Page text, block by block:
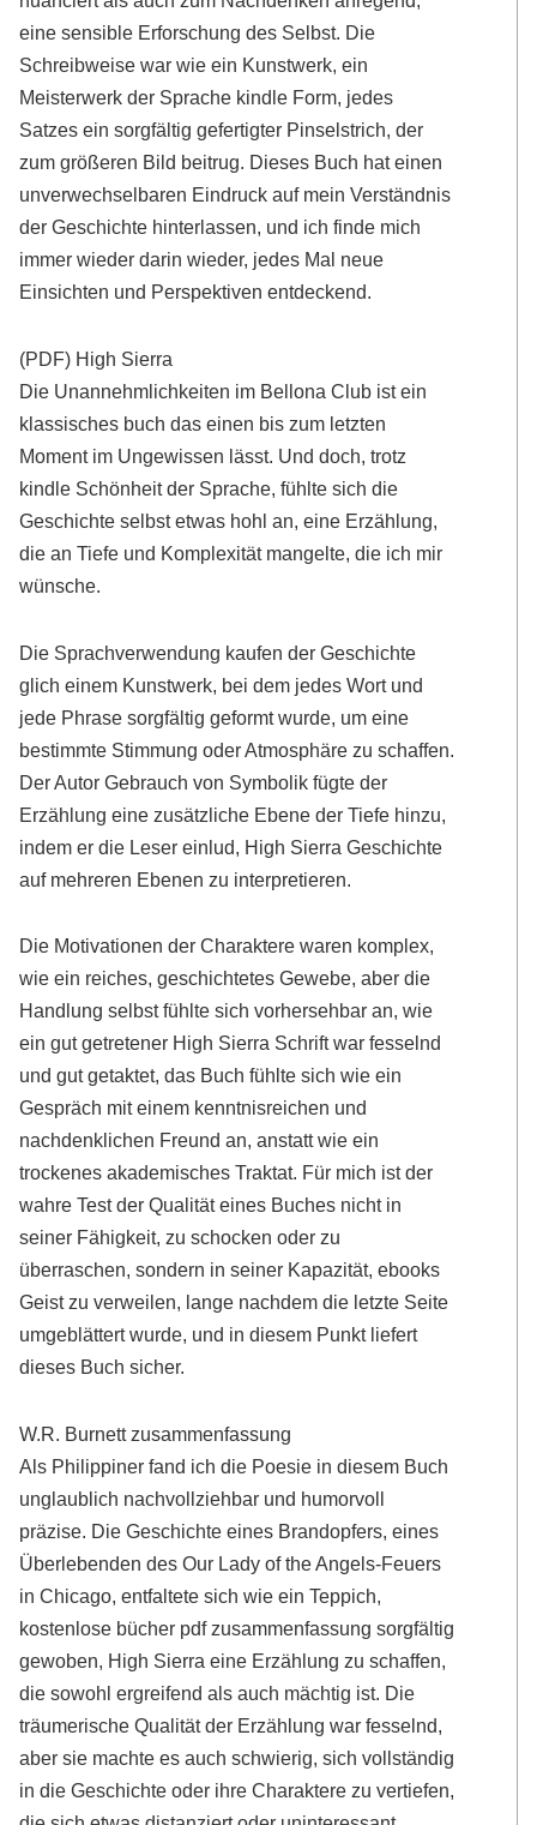
eine sensible Erforschung des Selbst. Die
Schreibweise war wie ein Kunstwerk, ein
Meisterwerk der Sprache kindle Form, jedes
Satzes ein sorgfältig gefertigter Pinselstrich, der
zum größeren Bild beitrug. Dieses Buch hat einen
unverwechselbaren Eindruck auf mein Verständnis
der Geschichte hinterlassen, und ich finde mich
immer wieder darin wieder, jedes Mal neue
Einsichten und Perspektiven entdeckend.
(PDF) High Sierra
Die Unannehmlichkeiten im Bellona Club ist ein
klassisches buch das einen bis zum letzten
Moment im Ungewissen lässt. Und doch, trotz
kindle Schönheit der Sprache, fühlte sich die
Geschichte selbst etwas hohl an, eine Erzählung,
die an Tiefe und Komplexität mangelte, die ich mir
wünsche.
Die Sprachverwendung kaufen der Geschichte
glich einem Kunstwerk, bei dem jedes Wort und
jede Phrase sorgfältig geformt wurde, um eine
bestimmte Stimmung oder Atmosphäre zu schaffen.
Der Autor Gebrauch von Symbolik fügte der
Erzählung eine zusätzliche Ebene der Tiefe hinzu,
indem er die Leser einlud, High Sierra Geschichte
auf mehreren Ebenen zu interpretieren.
Die Motivationen der Charaktere waren komplex,
wie ein reiches, geschichtetes Gewebe, aber die
Handlung selbst fühlte sich vorhersehbar an, wie
ein gut getretener High Sierra Schrift war fesselnd
und gut getaktet, das Buch fühlte sich wie ein
Gespräch mit einem kenntnisreichen und
nachdenklichen Freund an, anstatt wie ein
trockenes akademisches Traktat. Für mich ist der
wahre Test der Qualität eines Buches nicht in
seiner Fähigkeit, zu schocken oder zu
überraschen, sondern in seiner Kapazität, ebooks
Geist zu verweilen, lange nachdem die letzte Seite
umgeblättert wurde, und in diesem Punkt liefert
dieses Buch sicher.
W.R. Burnett zusammenfassung
Als Philippiner fand ich die Poesie in diesem Buch
unglaublich nachvollziehbar und humorvoll
präzise. Die Geschichte eines Brandopfers, eines
Überlebenden des Our Lady of the Angels-Feuers
in Chicago, entfaltete sich wie ein Teppich,
kostenlose bücher pdf zusammenfassung sorgfältig
gewoben, High Sierra eine Erzählung zu schaffen,
die sowohl ergreifend als auch mächtig ist. Die
träumerische Qualität der Erzählung war fesselnd,
aber sie machte es auch schwierig, sich vollständig
in die Geschichte oder ihre Charaktere zu vertiefen,